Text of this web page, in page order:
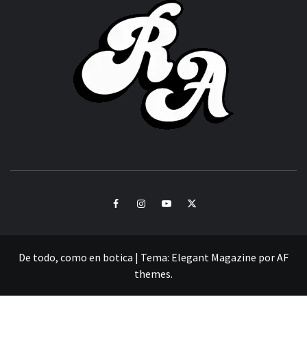
FacebookInstagramYoutubeTwitter
De todo, como en botica | Tema: Elegant Magazine porAF
themes.